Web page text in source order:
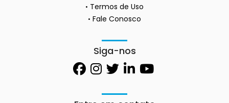
Termos de Uso
Fale Conosco
Siga-nos